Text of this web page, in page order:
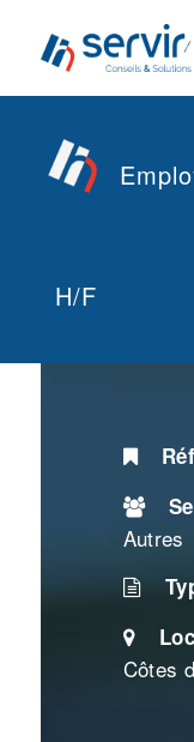
H/F
Autres
Côtes